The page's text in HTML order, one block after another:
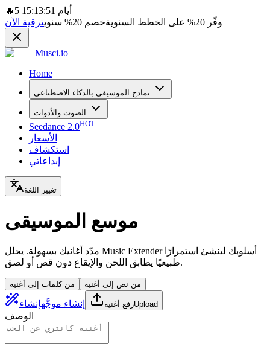
🔥
5 أيام 15:13:51
وفّر 20% على الخطط السنويةخصم 20% سنويترقية الآن
Musci.io
Home
نماذج الموسيقى بالذكاء الاصطناعي
الصوت والأدوات
Seedance 2.0HOT
الأسعار
استكشاف
إبداعاتي
تغيير اللغة
موسع الموسيقى
مدّد أغانيك بسهولة. يحلل Music Extender أسلوبك لينشئ استمرارًا
طبيعيًا يطابق اللحن والإيقاع دون قص أو لصق.
من كلمات إلى أغنية من نص إلى أغنية
إنشاء موجَّهإنشاء رفع أغنيةUpload
الوصف